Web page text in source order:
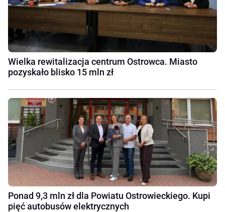
Wielka rewitalizacja centrum Ostrowca. Miasto
pozyskało blisko 15 mln zł
Ponad 9,3 mln zł dla Powiatu Ostrowieckiego. Kupi
pięć autobusów elektrycznych